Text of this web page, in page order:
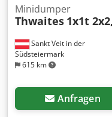
Sankt Veit in der
Südsteiermark
615 km
Minidumper
Thwaites 1x1t
Anfragen